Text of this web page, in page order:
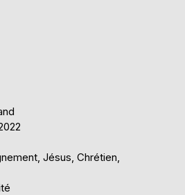
Jésus, Chrétien,